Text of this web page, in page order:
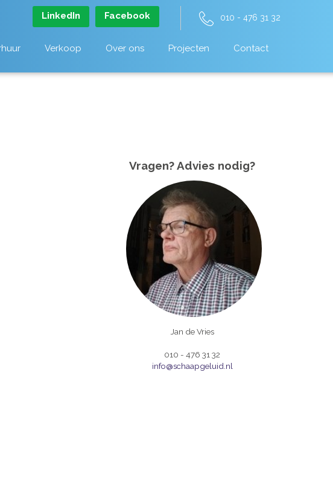
LinkedIn Facebook 010 - 476 31 32
Verkoop Over ons Projecten Contact
Vragen? Advies nodig?
Jan de Vries
010 - 476 31 32
info@schaapgeluid.nl